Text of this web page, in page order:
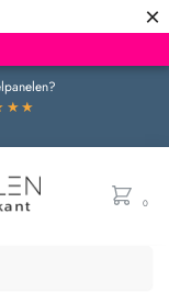
×
0
van circa 3 weken